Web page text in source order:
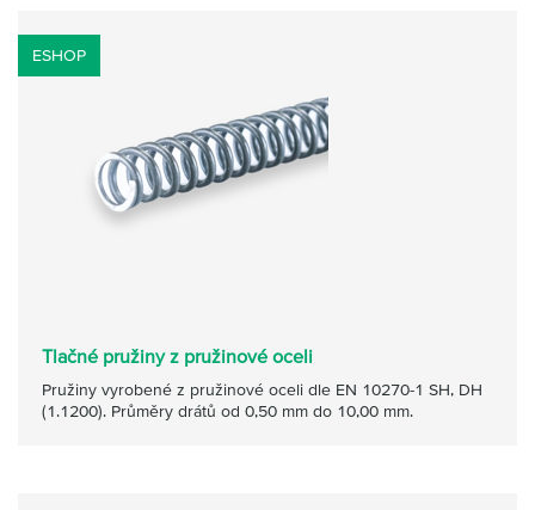
ESHOP
Tlačné pružiny z pružinové oceli
Pružiny vyrobené z pružinové oceli dle EN 10270-1 SH, DH
(1.1200). Průměry drátů od 0,50 mm do 10,00 mm.